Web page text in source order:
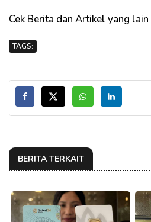
Cek Berita dan Artikel yang lain
TAGS:
BERITA TERKAIT